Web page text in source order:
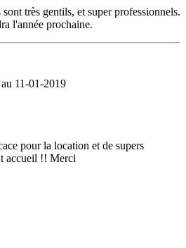
très gentils, et super professionnels.
l'année prochaine.
11-01-2019
pour la location et de supers
accueil !! Merci